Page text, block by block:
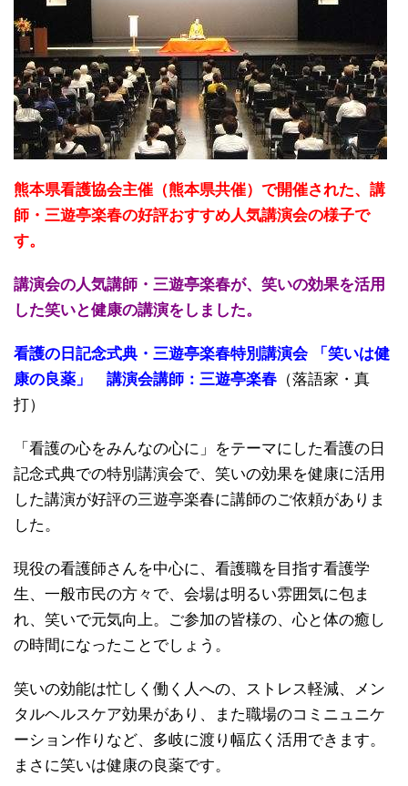
熊本県看護協会主催（熊本県共催）で開催された、講
師・三遊亭楽春の好評おすすめ人気講演会の様子で
す。
講演会の人気講師・三遊亭楽春が、笑いの効果を活用
した笑いと健康の講演をしました。
看護の日記念式典・三遊亭楽春特別講演会 「笑いは健
康の良薬」 講演会講師：三遊亭楽春 （落語家・真
打）
「看護の心をみんなの心に」をテーマにした看護の日
記念式典での特別講演会で、笑いの効果を健康に活用
した講演が好評の三遊亭楽春に講師のご依頼がありま
した。
現役の看護師さんを中心に、看護職を目指す看護学
生、一般市民の方々で、会場は明るい雰囲気に包ま
れ、笑いで元気向上。ご参加の皆様の、心と体の癒し
の時間になったことでしょう。
笑いの効能は忙しく働く人への、ストレス軽減、メン
タルヘルスケア効果があり、また職場のコミニュニケ
ーション作りなど、多岐に渡り幅広く活用できます。
まさに笑いは健康の良薬です。